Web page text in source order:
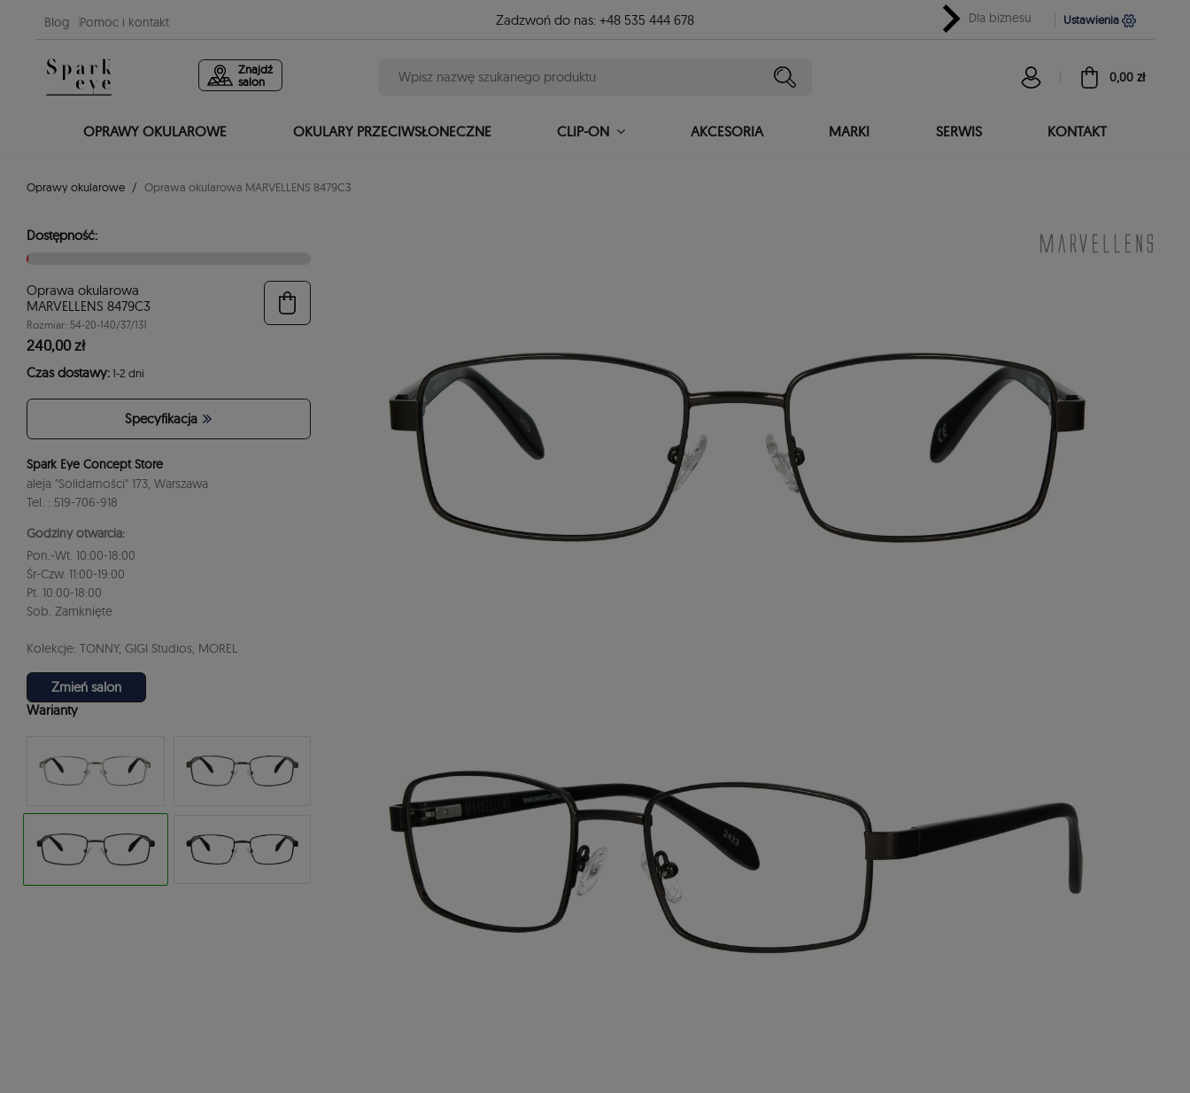
Blog Pomoc i kontakt Zadzwoń do nas: +48 535 444 678 chevron_rightDla biznesu Ustawienia
Znajdź
salon
0,00 zł
OPRAWY OKULAROWE OKULARY PRZECIWSŁONECZNE CLIP-ON AKCESORIA MARKI SERWIS KONTAKT
Oprawy okularowe Oprawa okularowa MARVELLENS 8479C3
Dostępność:
Oprawa okularowa
MARVELLENS 8479C3
Rozmiar: 54-20-140/37/131
240,00 zł
Czas dostawy: 1-2 dni
Specyfikacja
Spark Eye Concept Store
aleja "Solidarności" 173, Warszawa
Tel. : 519-706-918
Godziny otwarcia:
Zmień salon
Pon.-Wt. 10:00-18:00
Śr-Czw. 11:00-19:00
Pt. 10:00-18:00
Sob. Zamknięte
Kolekcje: TONNY, GIGI Studios, MOREL
Warianty